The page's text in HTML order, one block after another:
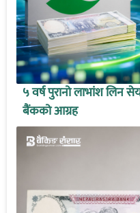
५ वर्ष पुरानो लाभांश लिन
बैंकको आग्रह